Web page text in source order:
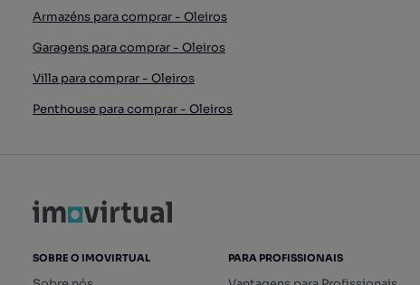
Armazéns para comprar - Oleiros
Garagens para comprar - Oleiros
Villa para comprar - Oleiros
Penthouse para comprar - Oleiros
SOBRE O IMOVIRTUAL PARA PROFISSIONAIS